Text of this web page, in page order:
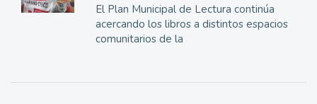
El Plan Municipal de Lectura continúa
acercando los libros a distintos espacios
comunitarios de la